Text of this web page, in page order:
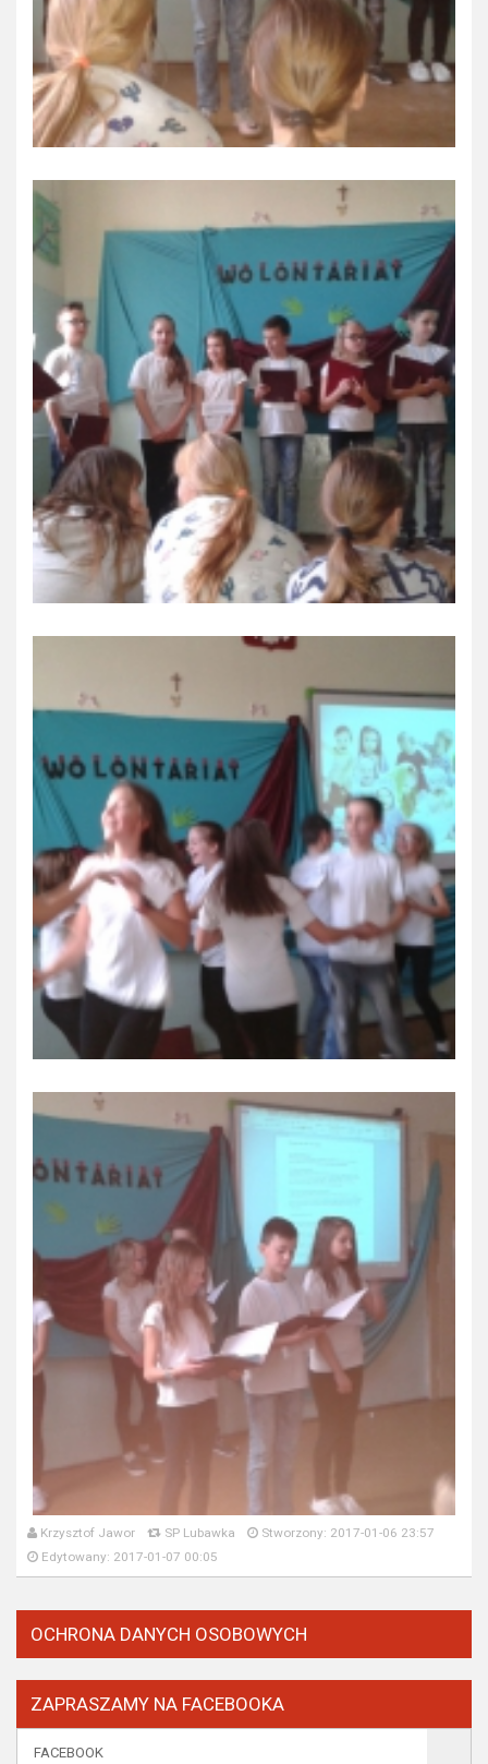
Krzysztof Jawor SP Lubawka
Stworzony: 2017-01-06 23:57
Edytowany: 2017-01-07 00:05
OCHRONA DANYCH OSOBOWYCH
ZAPRASZAMY NA FACEBOOKA
FACEBOOK